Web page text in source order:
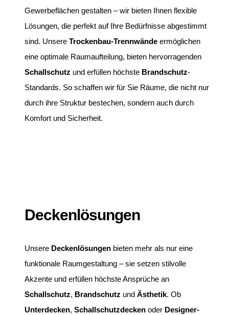
Gewerbeflächen gestalten – wir bieten Ihnen flexible
Lösungen, die perfekt auf Ihre Bedürfnisse abgestimmt
sind. Unsere Trockenbau-Trennwände ermöglichen
eine optimale Raumaufteilung, bieten hervorragenden
Schallschutz und erfüllen höchste Brandschutz-
Standards. So schaffen wir für Sie Räume, die nicht nur
durch ihre Struktur bestechen, sondern auch durch
Komfort und Sicherheit.
Deckenlösungen
Unsere Deckenlösungen bieten mehr als nur eine
funktionale Raumgestaltung – sie setzen stilvolle
Akzente und erfüllen höchste Ansprüche an
Schallschutz, Brandschutz und Ästhetik. Ob
Unterdecken, Schallschutzdecken oder Designer-